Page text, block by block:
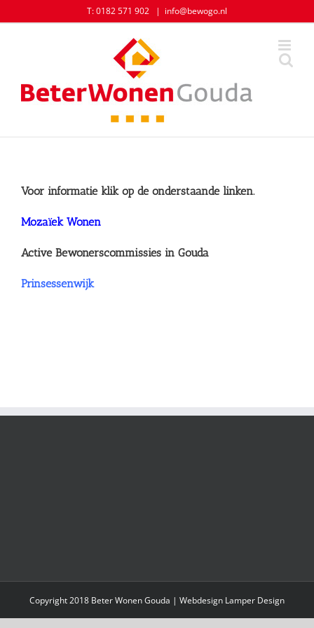
to
T: 0182 571 902 | info@bewogo.nl
Voor informatie klik op de onderstaande linken.
Mozaïek Wonen
Active Bewonerscommissies in Gouda
Prinsessenwijk
Copyright 2018 Beter Wonen Gouda | Webdesign Lamper Design